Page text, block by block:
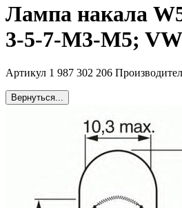
Лампа накала
3-5-7-M3-M5;
Артикул 1 987 302 206
Вернуться...